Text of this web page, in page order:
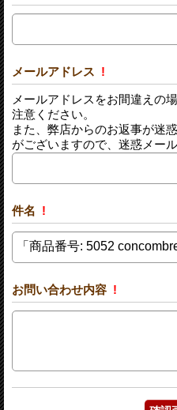
メールアドレス !
メールアドレスをお間違えの
注意ください。
また、弊店からのお返事が迷
がございますので、迷惑メー
件名 !
お問い合わせ内容 !